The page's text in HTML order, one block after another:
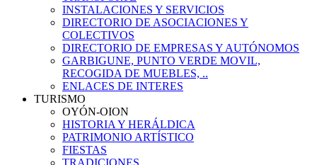
INSTALACIONES Y SERVICIOS
DIRECTORIO DE ASOCIACIONES Y
COLECTIVOS
DIRECTORIO DE EMPRESAS Y AUTÓNOMOS
GARBIGUNE, PUNTO VERDE MOVIL,
RECOGIDA DE MUEBLES, ..
ENLACES DE INTERES
TURISMO
OYÓN-OION
HISTORIA Y HERÁLDICA
PATRIMONIO ARTÍSTICO
FIESTAS
TRADICIONES